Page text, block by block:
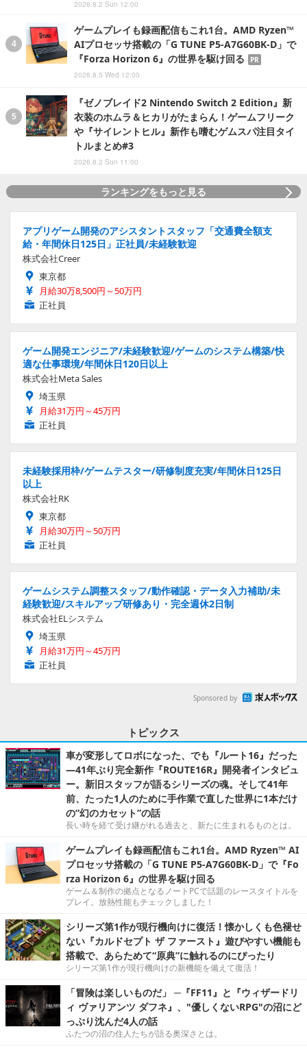
2026.8.2 Sun 12:00
ゲームプレイも録画配信もこれ1台。AMD Ryzen™
AIプロセッサ搭載の「G TUNE P5-A7G60BK-D」で
『Forza Horizon 6』の世界を駆け回る
PR
2026.8.5 Wed 12:00
『ゼノブレイド2 Nintendo Switch 2 Edition』新
衣装のホムラ＆ヒカリがたまらん！ゲームフリーク
や『サイレントヒル』新作も嗜むゲムスパ注目タイ
トルまとめ#3
2026.8.2 Sun 11:00
ランキングをもっと見る
アプリゲーム開発のアシスタントスタッフ「交通費全額支
給・年間休日125日」正社員/未経験歓迎
株式会社Creer
東京都
月給30万8,500円～50万円
正社員
ゲーム開発エンジニア/未経験歓迎/ゲームのシステム構築/快
適な仕事環境/年間休日120日以上
株式会社Meta Sales
埼玉県
月給31万円～45万円
正社員
未経験採用枠/ゲームテスター/研修制度充実/年間休日125日
以上
株式会社RK
東京都
月給30万円～50万円
正社員
ゲームシステム調整スタッフ/動作確認・データ入力補助/未
経験歓迎/スキルアップ研修あり・完全週休2日制
株式会社ELシステム
埼玉県
月給31万円～45万円
正社員
Sponsored by
トピックス
車が変形してロボになった、でも『ルート16』だった
―41年ぶり完全新作『ROUTE16R』開発者インタビュ
ー。新旧スタッフが語るシリーズの魂。そして41年
前、たった1人のために手作業で直した世界に1本だけ
の“幻のカセット”の話
長い時を経て受け継がれる過去と、新たに生まれるものとは。
ゲームプレイも録画配信もこれ1台。AMD Ryzen™ AI
プロセッサ搭載の「G TUNE P5-A7G60BK-D」で『Fo
rza Horizon 6』の世界を駆け回る
ゲーム＆制作の拠点となるノートPCで話題のレースタイトルを
プレイ。放熱性能もチェックしました！
シリーズ第1作が現行機向けに復活！懐かしくも色褪せ
ない『カルドセプト ザ ファースト』遊びやすい機能も
搭載で、あらためて“原典”に触れるのにぴったり
シリーズ第1作が現行機向けの新機能を備えて復活！
「冒険は楽しいものだ」 ─『FF11』と『ウィザードリ
ィ ヴァリアンツ ダフネ』、"優しくないRPG"の沼にど
っぷり沈んだ4人の話
ふたつの沼の住人たちが語る奥深さとは。